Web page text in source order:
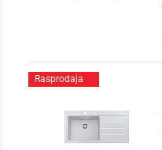
Rasprodaja